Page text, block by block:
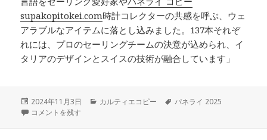
supakopitokei.com時計コレクターの共感を呼ぶ、ウェ
アラブルなアイテムに落とし込みました。137本それぞ
れには、プロのセーリングチームの決意が込められ、イ
タリアのデザインとスイスの技術が融合しています」
投
稿
2024年11月3日
カ
カルティエコピー
タ
パネライ 2025
パネライより、ルナ・ロッサのAC75艇をインスパイアした「サブマー
コメントを残す